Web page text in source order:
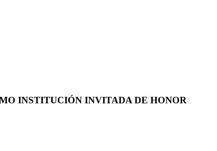
INSTITUCIÓN INVITADA DE HONOR